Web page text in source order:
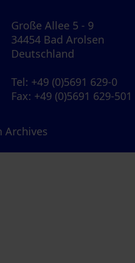
Große Allee 5 - 9
34454 Bad Arolsen
Deutschland
Tel: +49 (0)5691 629-0
Fax: +49 (0)5691 629-501
Archives